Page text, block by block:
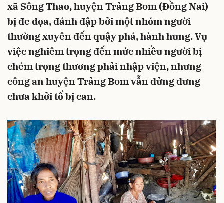
xã Sông Thao, huyện Trảng Bom (Đồng Nai)
bị đe dọa, đánh đập bởi một nhóm người
thường xuyên đến quậy phá, hành hung. Vụ
việc nghiêm trọng đến mức nhiều người bị
chém trọng thương phải nhập viện, nhưng
công an huyện Trảng Bom vẫn dửng dưng
chưa khởi tố bị can.